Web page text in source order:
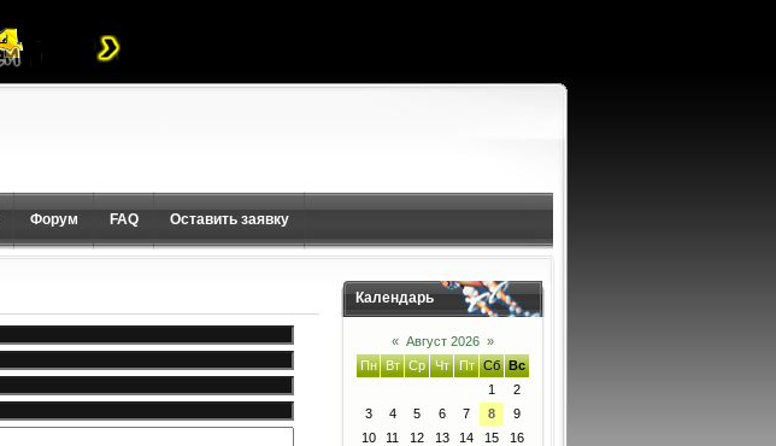
Форум FAQ Оставить заявку
Календарь
« Август 2026 »
Пн Вт Ср Чт Пт Сб Вс
1
2
3
4 5 6 7 8
9
10
11 12 13 14 15
16